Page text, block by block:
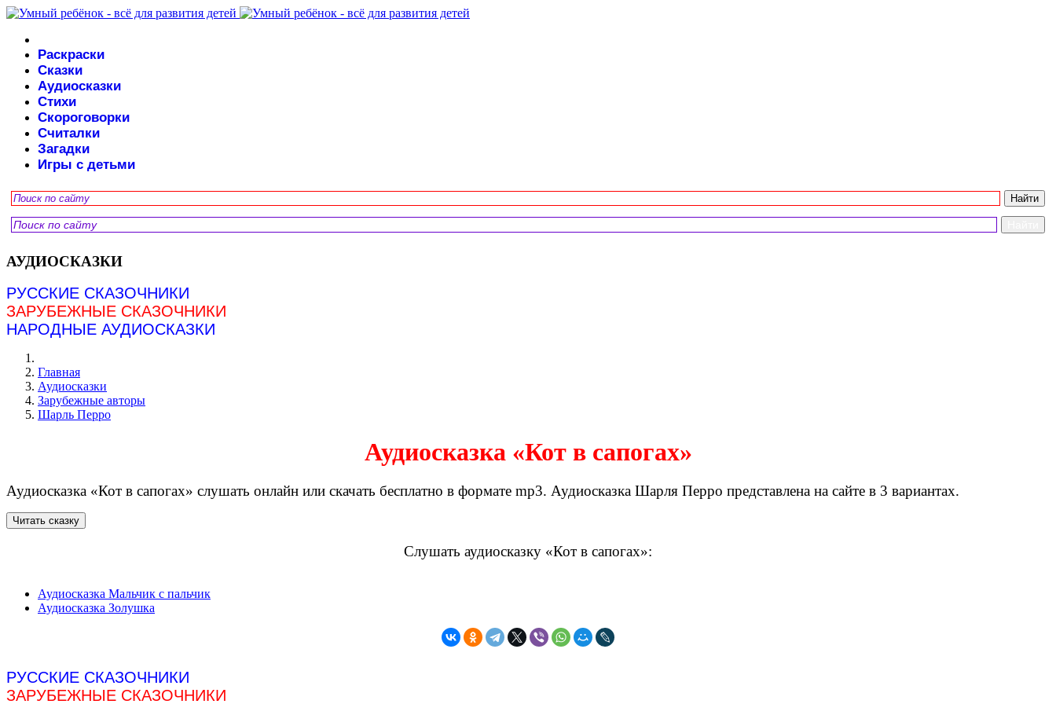
Раскраски
Сказки
Аудиосказки
Стихи
Скороговорки
Считалки
Загадки
Игры с детьми
АУДИОСКАЗКИ
РУССКИЕ СКАЗОЧНИКИ
ЗАРУБЕЖНЫЕ СКАЗОЧНИКИ
НАРОДНЫЕ АУДИОСКАЗКИ
Главная
Аудиосказки
Зарубежные авторы
Шарль Перро
Аудиосказка «Кот в сапогах»
Аудиосказка «Кот в сапогах» слушать онлайн или скачать бесплатно в формате mp3. Аудиосказка Шарля Перро представлена на сайте в 3 вариантах.
Слушать аудиосказку «Кот в сапогах»:
Аудиосказка Мальчик с пальчик
Аудиосказка Золушка
РУССКИЕ СКАЗОЧНИКИ
ЗАРУБЕЖНЫЕ СКАЗОЧНИКИ